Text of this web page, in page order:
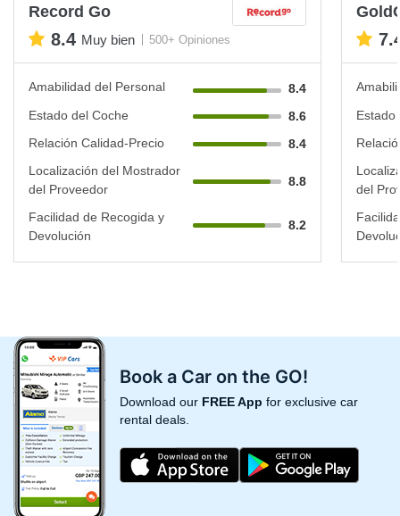
Record Go
8.4 Muy bien 500+ Opiniones
Amabilidad del Personal
8.4
Estado del Coche
8.6
Relación Calidad-Precio
8.4
Localización del Mostrador
del Proveedor
8.8
Facilidad de Recogida y
Devolución
8.2
Estado
del
Book a Car on the GO!
Download our FREE App for exclusive car
rental deals.